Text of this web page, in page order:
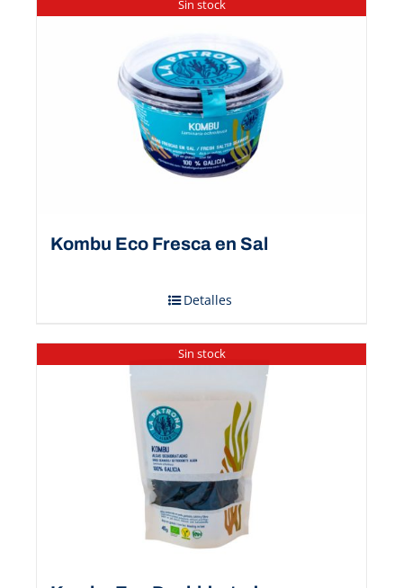
Sin stock
Kombu Eco Fresca en Sal
Detalles
Sin stock